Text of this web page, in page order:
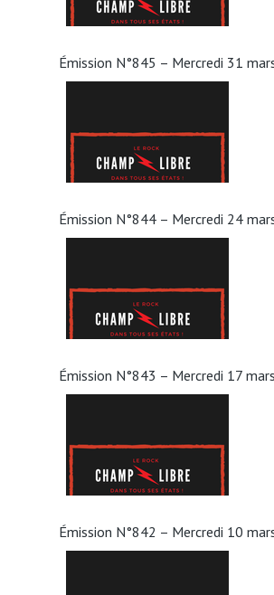
Émission N°845 – Mercredi 31
Émission N°844 – Mercredi 24
Émission N°843 – Mercredi 17
Émission N°842 – Mercredi 10